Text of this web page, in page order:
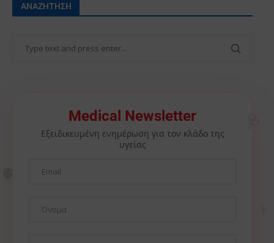
ΑΝΑΖΉΤΗΣΗ
Medical Newsletter
Εξειδικευμένη ενημέρωση για τον κλάδο της
υγείας